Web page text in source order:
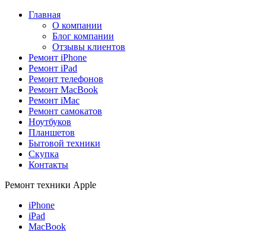
Главная
О компании
Блог компании
Отзывы клиентов
Ремонт iPhone
Ремонт iPad
Ремонт телефонов
Ремонт MacBook
Ремонт iMac
Ремонт самокатов
Ноутбуков
Планшетов
Бытовой техники
Скупка
Контакты
Ремонт техники Apple
iPhone
iPad
MacBook